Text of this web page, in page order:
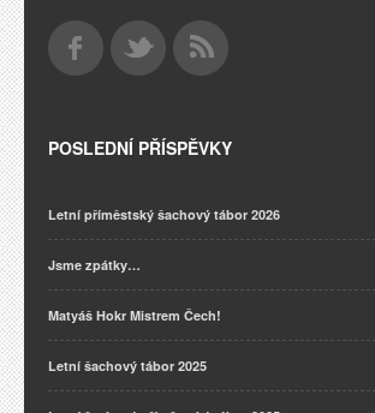
POSLEDNÍ PŘÍSPĚVKY
Letní příměstský šachový tábor 2026
Jsme zpátky…
Matyáš Hokr Mistrem Čech!
Letní šachový tábor 2025